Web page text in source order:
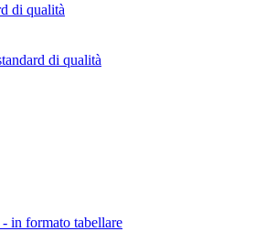
di qualità
di qualità
in formato tabellare